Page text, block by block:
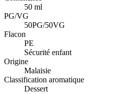
50 ml
PG/VG
50PG/50VG
Flacon
PE
Sécurité enfant
Origine
Malaisie
Classification aromatique
Dessert